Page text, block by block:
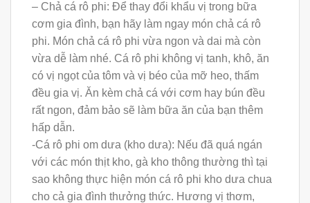
– Chả cá rô phi: Để thay đổi khẩu vị trong bữa
cơm gia đình, bạn hãy làm ngay món chả cá rô
phi. Món chả cá rô phi vừa ngon và dai mà còn
vừa dễ làm nhé. Cá rô phi không vị tanh, khô, ăn
có vị ngọt của tôm và vị béo của mỡ heo, thấm
đều gia vị. Ăn kèm chả cá với cơm hay bún đều
rất ngon, đảm bảo sẽ làm bữa ăn của bạn thêm
hấp dẫn.
-Cá rô phi om dưa (kho dưa): Nếu đã quá ngán
với các món thịt kho, gà kho thông thường thì tại
sao không thực hiện món cá rô phi kho dưa chua
cho cả gia đình thưởng thức. Hương vị thơm,